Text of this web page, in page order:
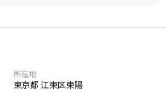
所在地
東京都 江東区東陽